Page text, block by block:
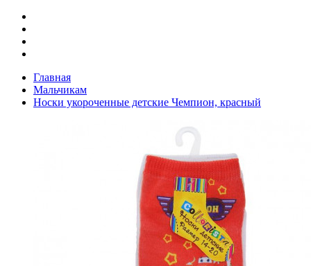
Главная
Мальчикам
Носки укороченные детские Чемпион, красный